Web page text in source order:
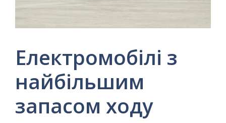
Електромобілі з
найбільшим
запасом ходу